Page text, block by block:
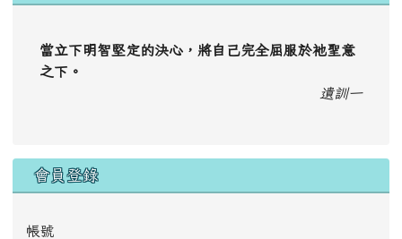
當立下明智堅定的決心，將自己完全屈服於祂聖意
之下。
遺訓一
會員登錄
帳號